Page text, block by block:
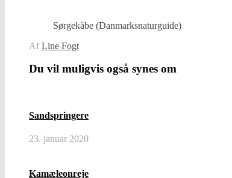
Sørgekåbe (Danmarksnaturguide)
AfLine Fogt
Du vil muligvis også synes om
Sandspringere
23. januar 2020
Kamæleonreje